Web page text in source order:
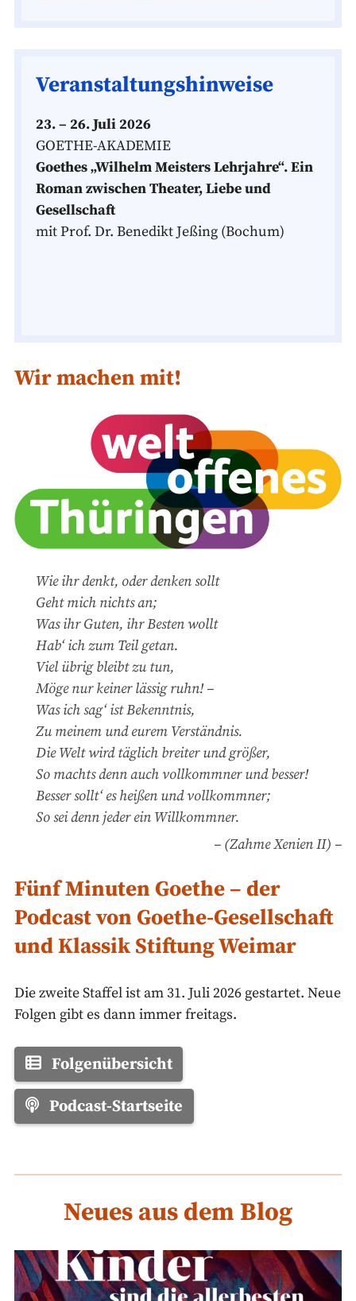
Veranstaltungs­hinweise
23. – 26. Juli 2026
GOETHE-AKADEMIE
Goethes „Wilhelm Meisters Lehrjahre“. Ein
Roman zwischen Theater, Liebe und
Gesellschaft
mit Prof. Dr. Benedikt Jeßing (Bochum)
Wir machen mit!
Wie ihr denkt, oder denken sollt
Geht mich nichts an;
Was ihr Guten, ihr Besten wollt
Hab‘ ich zum Teil getan.
Viel übrig bleibt zu tun,
Möge nur keiner lässig ruhn! –
Was ich sag‘ ist Bekenntnis,
Zu meinem und eurem Verständnis.
Die Welt wird täglich breiter und größer,
So machts denn auch vollkommner und besser!
Besser sollt‘ es heißen und vollkommner;
So sei denn jeder ein Willkommner.
(Zahme Xenien II)
Fünf Minuten Goethe – der
Podcast von Goethe-Gesellschaft
und Klassik Stiftung Weimar
Die zweite Staffel ist am 31. Juli 2026 gestartet. Neue
Folgen gibt es dann immer freitags.
Folgenübersicht
Podcast-Startseite
Neues aus dem Blog